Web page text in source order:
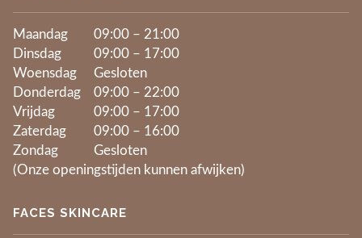
Maandag
09:00 – 21:00
Dinsdag
09:00 – 17:00
Woensdag
Gesloten
Donderdag
09:00 – 22:00
Vrijdag
09:00 – 17:00
Zaterdag
09:00 – 16:00
Zondag
Gesloten
(Onze openingstijden kunnen afwijken)
FACES SKINCARE